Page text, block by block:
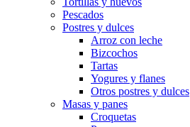
Pescados
Postres y dulces
Arroz con leche
Bizcochos
Tartas
Yogures y flanes
Otros postres y dulces
Masas y panes
Croquetas